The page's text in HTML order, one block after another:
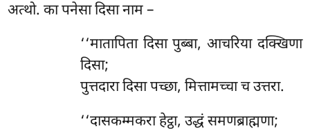
अत्थो. का पनेसा दिसा नाम –
‘‘मातापिता दिसा पुब्बा, आचरिया दक्खिणा
दिसा;
पुत्तदारा दिसा पच्छा, मित्तामच्चा च उत्तरा.
‘‘दासकम्मकरा हेट्ठा, उद्धं समणब्राह्मणा;